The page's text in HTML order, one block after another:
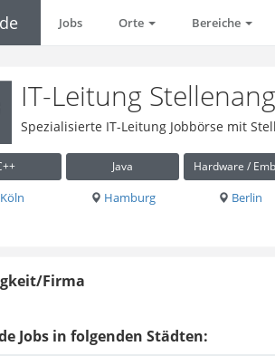
Jobs Orte Bereiche
IT-Leitung
Spezialisierte IT-Leitung Jobbörse mit
Java
Köln Hamburg Berlin
Firma
Jobs in folgenden Städten: